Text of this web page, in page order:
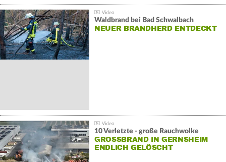
Waldbrand bei Bad Schwalbach
NEUER BRANDHERD ENTDECKT
10 Verletzte - große Rauchwolke
GROSSBRAND IN GERNSHEIM E
NDLICH GELÖSCHT